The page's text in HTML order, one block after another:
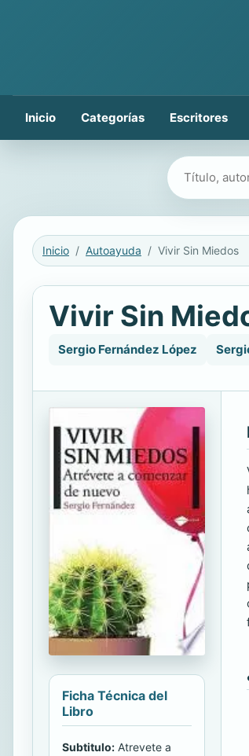
Inicio Categorías Escritores
Buscar libros
Inicio Autoayuda Vivir Sin Miedos
Vivir Sin
Sergio Fernández López
Ficha Técnica del
Libro
Subtitulo: Atrevete a